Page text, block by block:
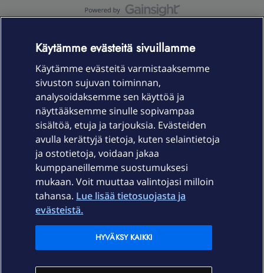
Laitteet & liittymät
Palvelut
Ajankohtaista
Elisa Oyj
In English
Käytämme evästeitä sivuillamme
Käytämme evästeitä varmistaaksemme
sivuston sujuvan toiminnan,
analysoidaksemme sen käyttöä ja
näyttääksemme sinulle sopivampaa
sisältöä, etuja ja tarjouksia. Evästeiden
avulla kerättyjä tietoja, kuten selaintietoja
ja ostotietoja, voidaan jakaa
kumppaneillemme suostumuksesi
mukaan. Voit muuttaa valintojasi milloin
tahansa. Lue lisää tietosuojasta ja
evästeistä.
HYVÄKSY KAIKKI